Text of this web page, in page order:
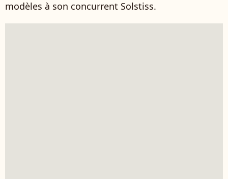
modèles à son concurrent Solstiss.